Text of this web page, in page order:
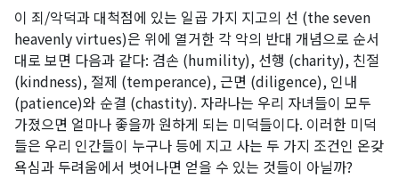
이 죄/악덕과 대척점에 있는 일곱 가지 지고의 선 (the seven
heavenly virtues)은 위에 열거한 각 악의 반대 개념으로 순서
대로 보면 다음과 같다: 겸손 (humility), 선행 (charity), 친절
(kindness), 절제 (temperance), 근면 (diligence), 인내
(patience)와 순결 (chastity). 자라나는 우리 자녀들이 모두
가졌으면 얼마나 좋을까 원하게 되는 미덕들이다. 이러한 미덕
들은 우리 인간들이 누구나 등에 지고 사는 두 가지 조건인 온갖
욕심과 두려움에서 벗어나면 얻을 수 있는 것들이 아닐까?